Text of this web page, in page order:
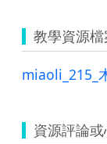
教學資源
miaoli_215_
資源評論